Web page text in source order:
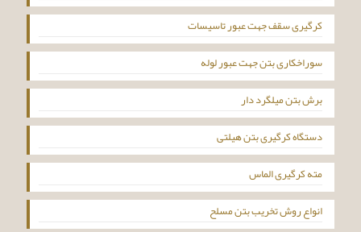
کرگیری سقف جهت عبور تاسیسات
سوراخکاری بتن جهت عبور لوله
برش بتن میلگرد دار
دستگاه کرگیری بتن هیلتی
مته کرگیری الماس
انواع روش تخریب بتن مسلح